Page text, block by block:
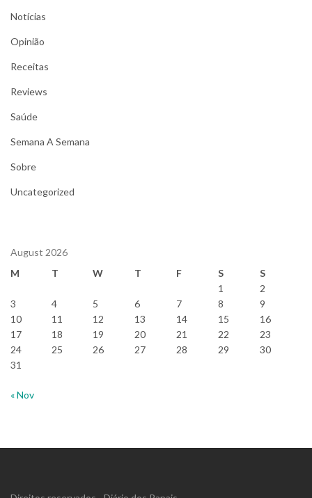
Notícias
Opinião
Receitas
Reviews
Saúde
Semana A Semana
Sobre
Uncategorized
August 2026
M
T W T F S
S
1
2
3
4 5 6 7 8
9
10
11 12 13 14 15
16
17
18 19 20 21 22
23
24
25 26 27 28 29
30
31
« Nov